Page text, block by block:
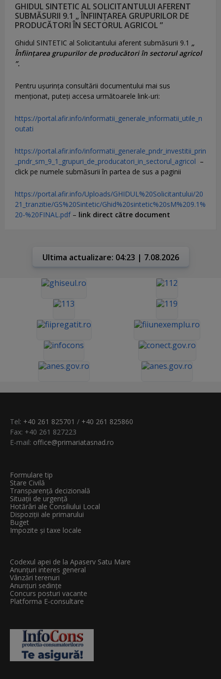
GHIDUL SINTETIC AL SOLICITANTULUI AFERENT
SUBMĂSURII 9.1 „ ÎNFIINȚAREA GRUPURILOR DE
PRODUCĂTORI ÎN SECTORUL AGRICOL ”
Ghidul SINTETIC al Solicitantului aferent submăsurii 9.1 „
Înființarea grupurilor de producători în sectorul agricol
”.
Pentru uşurinţa consultării documentului mai sus
menţionat, puteţi accesa următoarele link-uri:
https://portal.afir.info/informatii_generale_informatii_utile_n
outati
https://portal.afir.info/informatii_generale_pndr_investitii_prin
_pndr_sm_9_1_grupuri_de_producatori_in_sectorul_agricol –
click pe numele submăsurii în partea de sus a paginii
https://portal.afir.info/Uploads/GHIDUL%20Solicitantului/20
21_tranzitie/GS%20Sintetic/Ghid%20sintetic%20sM%209.1%
20-%20FINAL.pdf– link direct către document
Ultima actualizare: 04:23 | 7.08.2026
Tel: +40 261 825701 / +40 261 825860
Fax: +40 261 827223
E-mail: office@primariatasnad.ro
Formulare tip
Stare Civilă
Transparenţă decizională
Situații de urgență
Hotărâri ale Consiliului Local
Dispoziții ale primarului
Buget
Impozite și taxe locale
Codexul apei de la Apaserv Satu Mare
Anunțuri interes general
Vânzări terenuri
Anunțuri sedințe
Concurs posturi vacante
Platforma E-consultare